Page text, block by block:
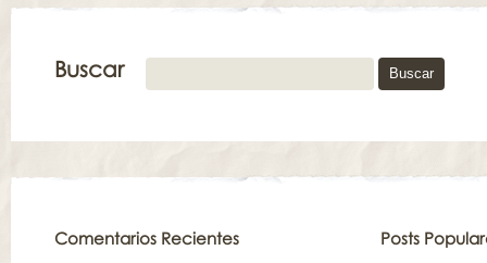
Buscar
Comentarios Recientes Posts